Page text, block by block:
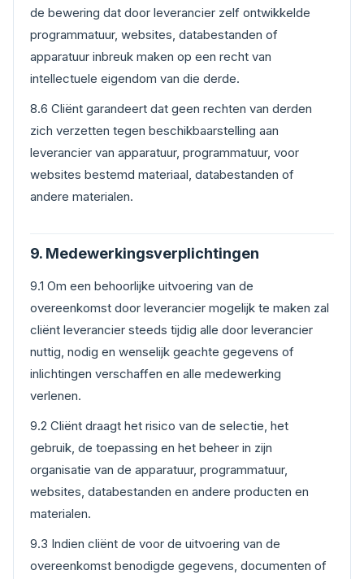
de bewering dat door leverancier zelf ontwikkelde
programmatuur, websites, databestanden of
apparatuur inbreuk maken op een recht van
intellectuele eigendom van die derde.
8.6 Cliënt garandeert dat geen rechten van derden
zich verzetten tegen beschikbaarstelling aan
leverancier van apparatuur, programmatuur, voor
websites bestemd materiaal, databestanden of
andere materialen.
9. Medewerkingsverplichtingen
9.1 Om een behoorlijke uitvoering van de
overeenkomst door leverancier mogelijk te maken zal
cliënt leverancier steeds tijdig alle door leverancier
nuttig, nodig en wenselijk geachte gegevens of
inlichtingen verschaffen en alle medewerking
verlenen.
9.2 Cliënt draagt het risico van de selectie, het
gebruik, de toepassing en het beheer in zijn
organisatie van de apparatuur, programmatuur,
websites, databestanden en andere producten en
materialen.
9.3 Indien cliënt de voor de uitvoering van de
overeenkomst benodigde gegevens, documenten of